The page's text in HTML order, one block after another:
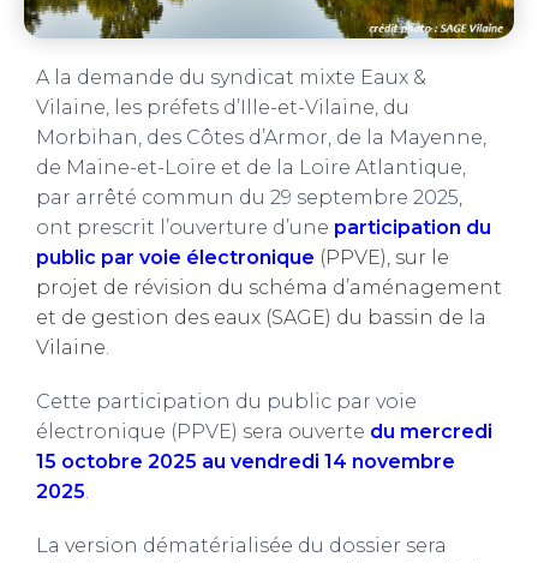
A la demande du syndicat mixte Eaux &
Vilaine, les préfets d’Ille-et-Vilaine, du
Morbihan, des Côtes d’Armor, de la Mayenne,
de Maine-et-Loire et de la Loire Atlantique,
par arrêté commun du 29 septembre 2025,
ont prescrit l’ouverture d’une participation du
public par voie électronique (PPVE), sur le
projet de révision du schéma d’aménagement
et de gestion des eaux (SAGE) du bassin de la
Vilaine.
Cette participation du public par voie
électronique (PPVE) sera ouverte du mercredi
15 octobre 2025 au vendredi 14 novembre
2025.
La version dématérialisée du dossier sera